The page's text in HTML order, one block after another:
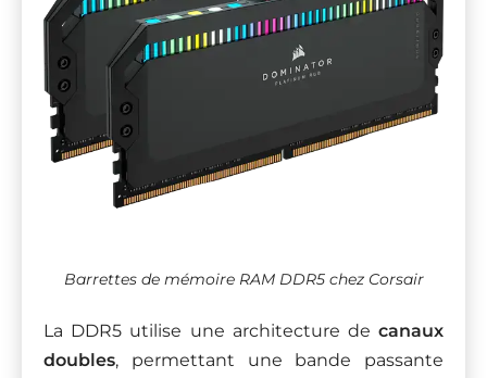
Barrettes de mémoire RAM DDR5 chez Corsair
La DDR5 utilise une architecture de canaux
doubles, permettant une bande passante